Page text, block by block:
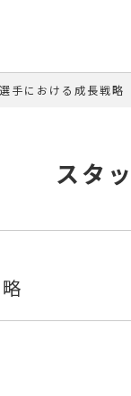
手における成長戦略
スタ